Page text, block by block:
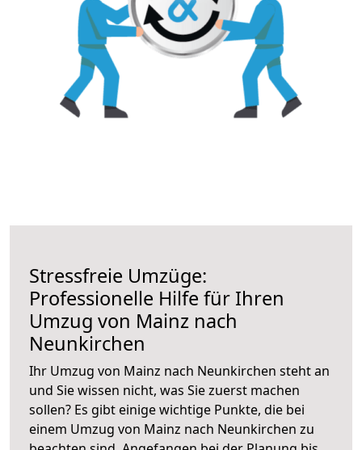
Stressfreie Umzüge:
Professionelle Hilfe für Ihren
Umzug von Mainz nach
Neunkirchen
Ihr Umzug von Mainz nach Neunkirchen steht an
und Sie wissen nicht, was Sie zuerst machen
sollen? Es gibt einige wichtige Punkte, die bei
einem Umzug von Mainz nach Neunkirchen zu